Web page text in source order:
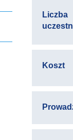
Liczba
Koszt